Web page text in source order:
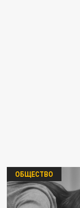
ОБЩЕСТВО